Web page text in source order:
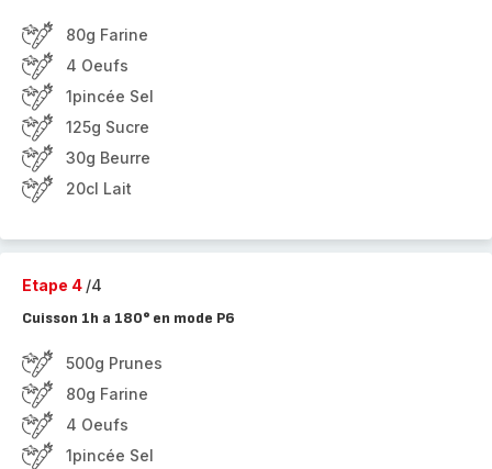
80g Farine
4 Oeufs
1pincée Sel
125g Sucre
30g Beurre
20cl Lait
Etape 4 /4
Cuisson 1h a 180° en mode P6
500g Prunes
80g Farine
4 Oeufs
1pincée Sel